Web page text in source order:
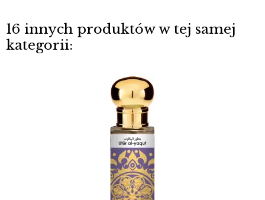
16 innych produktów w tej samej
kategorii: